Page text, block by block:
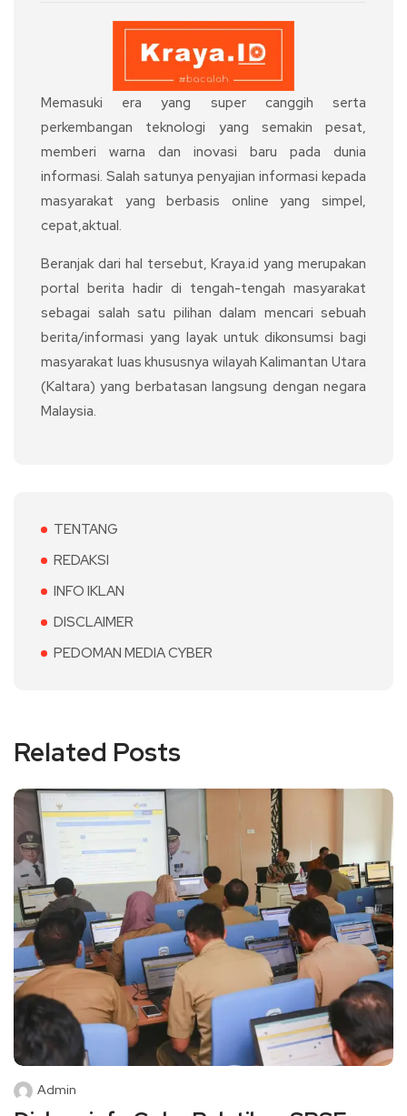
Memasuki era yang super canggih serta
perkembangan teknologi yang semakin pesat,
memberi warna dan inovasi baru pada dunia
informasi. Salah satunya penyajian informasi kepada
masyarakat yang berbasis online yang simpel,
cepat,aktual.
Beranjak dari hal tersebut, Kraya.id yang merupakan
portal berita hadir di tengah-tengah masyarakat
sebagai salah satu pilihan dalam mencari sebuah
berita/informasi yang layak untuk dikonsumsi bagi
masyarakat luas khususnya wilayah Kalimantan Utara
(Kaltara) yang berbatasan langsung dengan negara
Malaysia.
TENTANG
REDAKSI
INFO IKLAN
DISCLAIMER
PEDOMAN MEDIA CYBER
Related Posts
Admin